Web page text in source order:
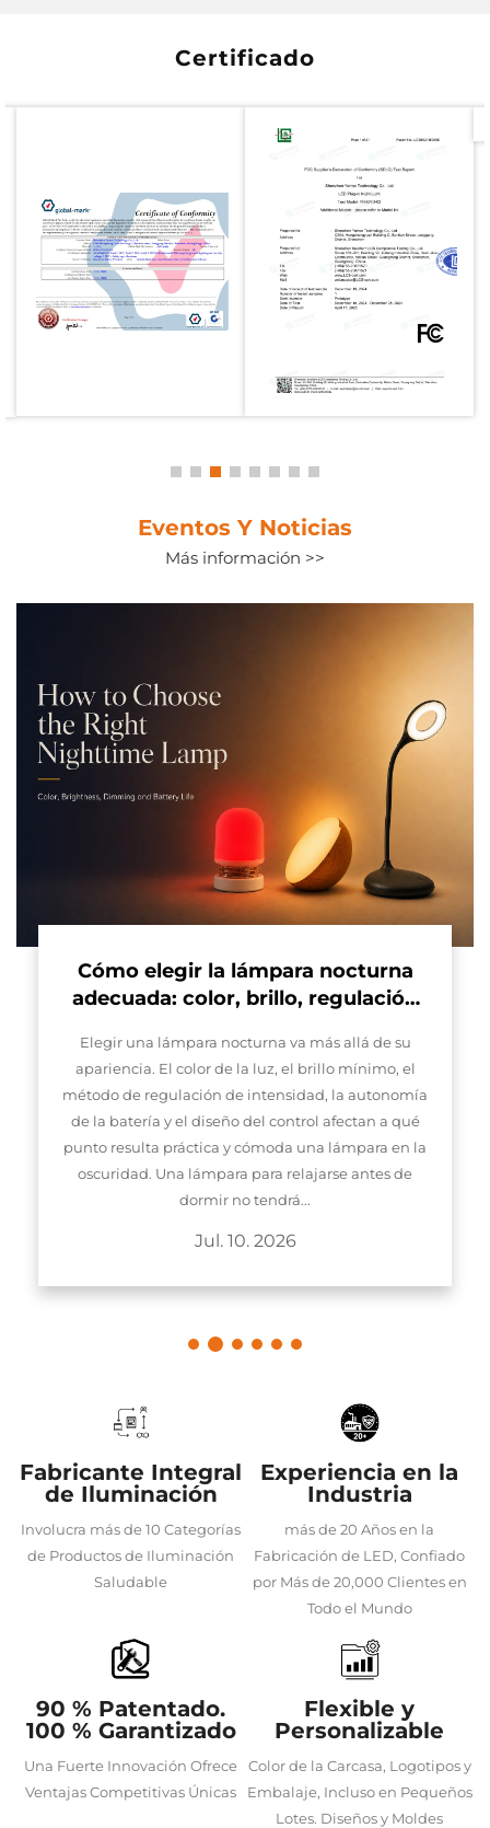
Certificado
Eventos Y Noticias
Más información >>
nocturna
regulación
va más allá de su
el brillo mínimo, el
la autonomía
control afectan a qué
una lámpara en la
relajarse antes de
explorar nuevas
iluminación
Nuestro equipo visitó la
de Iluminación de Cantón para
avanzadas de diodos
iluminación saludable,
premium y accesorios de
desarrollo futuro de
Jun. 12.
Fabricante Integral
de Iluminación
Involucra más de 10 Categorías
de Productos de Iluminación
Saludable
Experiencia en la
Industria
más de 20 Años en la
Fabricación de LED, Confiado
por Más de 20,000 Clientes en
Todo el Mundo
90 % Patentado.
100 % Garantizado
Una Fuerte Innovación Ofrece
Ventajas Competitivas Únicas
Flexible y
Personalizable
Color de la Carcasa, Logotipos y
Embalaje, Incluso en Pequeños
Lotes. Diseños y Moldes